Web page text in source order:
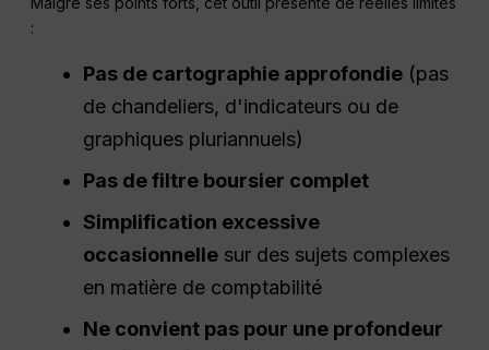
:
Pas de cartographie approfondie (pas
de chandeliers, d'indicateurs ou de
graphiques pluriannuels)
Pas de filtre boursier complet
Simplification excessive
occasionnelle sur des sujets complexes
en matière de comptabilité
Ne convient pas pour une profondeur